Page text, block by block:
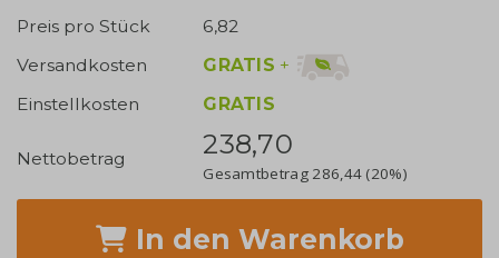
Preis pro Stück
6,82
Versandkosten
GRATIS +
Einstellkosten
GRATIS
Nettobetrag 238,70
Gesamtbetrag 286,44 (20%)
In den Warenkorb